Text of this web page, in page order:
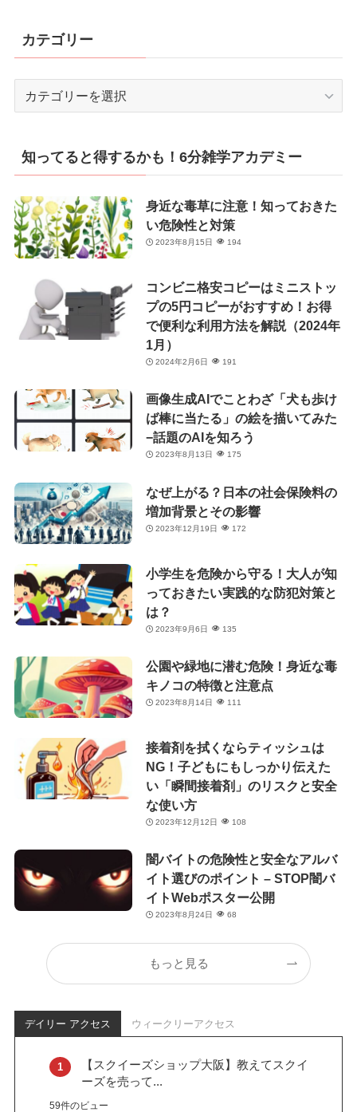
カテゴリー
リ
ー
知ってると得するかも！6分雑学アカデミー
身近な毒草に注意！知っておきた
い危険性と対策
2023年8月15日 194
コンビニ格安コピーはミニストッ
プの5円コピーがおすすめ！お得
で便利な利用方法を解説（2024年
1月）
2024年2月6日 191
画像生成AIでことわざ「犬も歩け
ば棒に当たる」の絵を描いてみた
−話題のAIを知ろう
2023年8月13日 175
なぜ上がる？日本の社会保険料の
増加背景とその影響
2023年12月19日 172
小学生を危険から守る！大人が知
っておきたい実践的な防犯対策と
は？
2023年9月6日 135
公園や緑地に潜む危険！身近な毒
キノコの特徴と注意点
2023年8月14日 111
接着剤を拭くならティッシュは
NG！子どもにもしっかり伝えた
い「瞬間接着剤」のリスクと安全
な使い方
2023年12月12日 108
闇バイトの危険性と安全なアルバ
イト選びのポイント – STOP闇バ
イトWebポスター公開
2023年8月24日 68
もっと見る
デイリー アクセス ウィークリーアクセス
【スクイーズショップ大阪】教えてスクイ
ーズを売って...
59件のビュー